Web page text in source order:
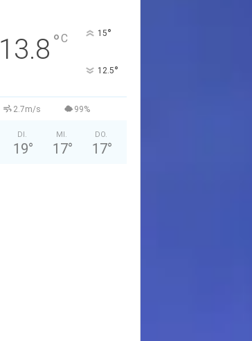
13.8 °C 15°
12.5°
2.7m/s 99%
DI.
19°
MI.
17°
DO.
17°